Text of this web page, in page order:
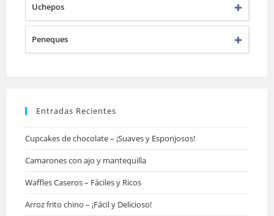
Uchepos
Peneques
Entradas Recientes
Cupcakes de chocolate – ¡Suaves y Esponjosos!
Camarones con ajo y mantequilla
Waffles Caseros – Fáciles y Ricos
Arroz frito chino – ¡Fácil y Delicioso!